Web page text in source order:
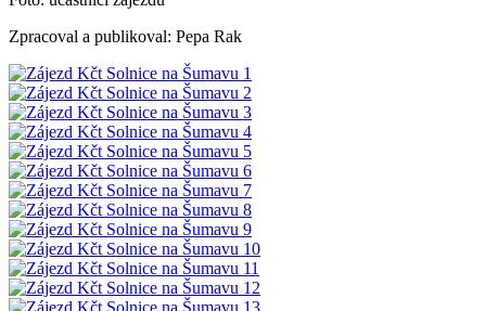
Zpracoval a publikoval: Pepa Rak